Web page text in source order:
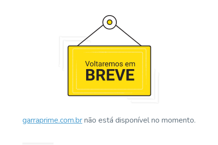
garraprime.com.brnão está disponível no momento.